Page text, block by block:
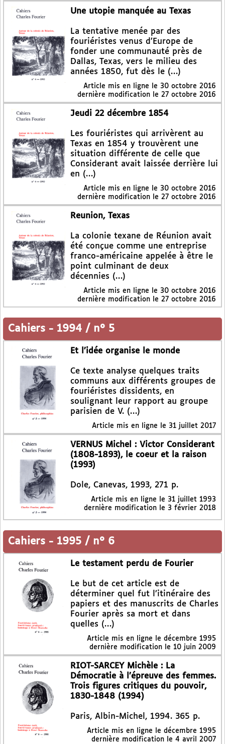
Une utopie manquée au Texas
La tentative menée par des
fouriéristes venus d’Europe de
fonder une communauté près de
Dallas, Texas, vers le milieu des
années 1850, fut dès le (…)
Article mis en ligne le 30 octobre 2016
dernière modification le 27 octobre 2016
Jeudi 22 décembre 1854
Les fouriéristes qui arrivèrent au
Texas en 1854 y trouvèrent une
situation différente de celle que
Considerant avait laissée derrière lui
en (…)
Article mis en ligne le 30 octobre 2016
dernière modification le 27 octobre 2016
Reunion, Texas
La colonie texane de Réunion avait
été conçue comme une entreprise
franco-américaine appelée à être le
point culminant de deux
décennies (…)
Article mis en ligne le 30 octobre 2016
dernière modification le 27 octobre 2016
Cahiers - 1994 / n° 5
Et l’idée organise le monde
Ce texte analyse quelques traits
communs aux différents groupes de
fouriéristes dissidents, en
soulignant leur rapport au groupe
parisien de V. (…)
Article mis en ligne le 31 juillet 2017
VERNUS Michel : Victor Considerant
(1808-1893), le coeur et la raison
(1993)
Dole, Canevas, 1993, 271 p.
Article mis en ligne le 31 juillet 1993
dernière modification le 3 février 2018
Cahiers - 1995 / n° 6
Le testament perdu de Fourier
Le but de cet article est de
déterminer quel fut l’itinéraire des
papiers et des manuscrits de Charles
Fourier après sa mort et dans
quelles (…)
Article mis en ligne le décembre 1995
dernière modification le 10 juin 2009
RIOT-SARCEY Michèle : La
Démocratie à l’épreuve des femmes.
Trois figures critiques du pouvoir,
1830-1848 (1994)
Paris, Albin-Michel, 1994. 365 p.
Article mis en ligne le décembre 1995
dernière modification le 4 avril 2007